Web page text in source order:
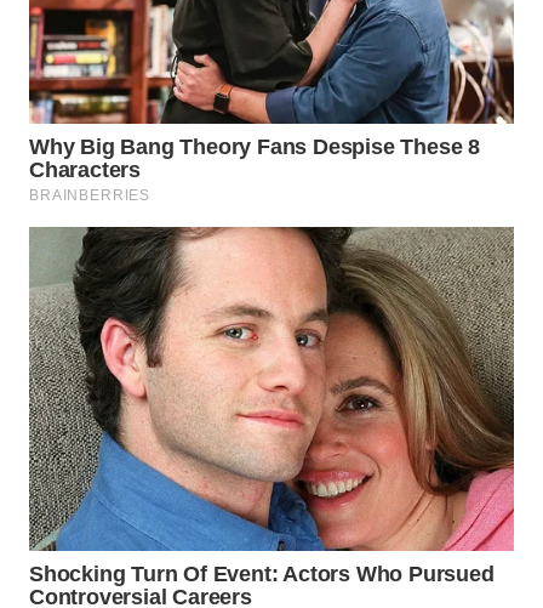
WN
BINJAI
WN
CIREBON
INDRAMAYU
WN
KUNINGAN
WN
MAJALENGKA
WN
SUBANG
WN
SUKABUMI